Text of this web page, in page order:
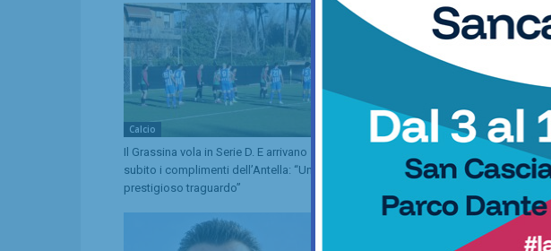
Calcio
Il Grassina vola in Serie D. E arrivano
subito i complimenti dell’Antella: “Un
prestigioso traguardo”
Poggibonsi al lavoro, tra conferme,
ritorni e volti nuovi